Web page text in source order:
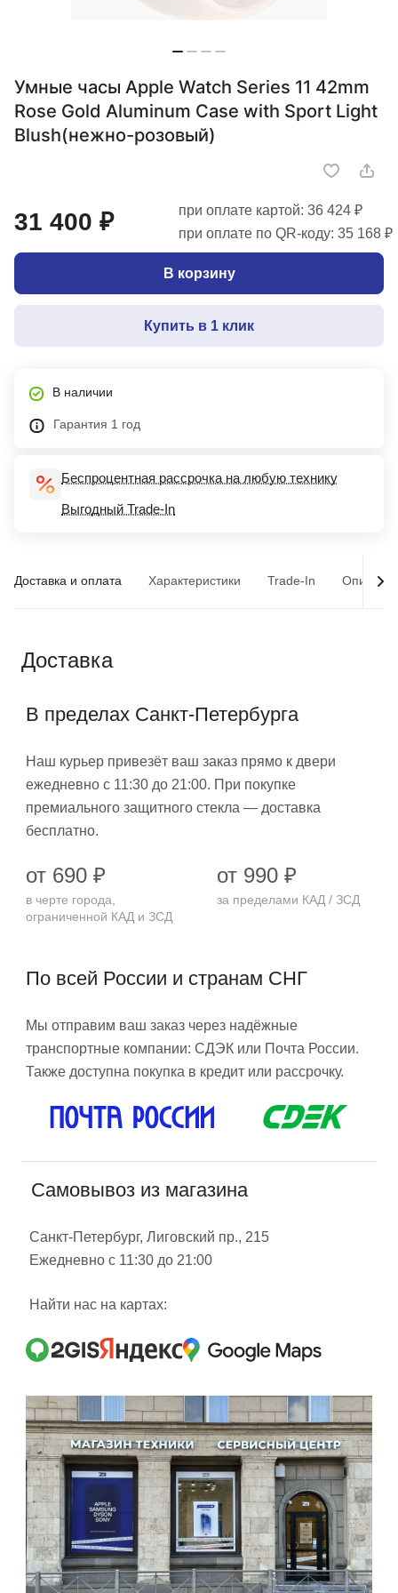
Умные часы Apple Watch Series 11 42mm
Rose Gold Aluminum Case with Sport Light
Blush(нежно-розовый)
31 400 ₽
при оплате картой: 36 424 ₽
при оплате по QR-коду: 35 168 ₽
В корзину
Купить в 1 клик
В наличии
Гарантия 1 год
Беспроцентная рассрочка на любую технику
Выгодный Trade-In
Доставка и оплата Характеристики Trade-In
Доставка
В пределах Санкт-Петербурга
Наш курьер привезёт ваш заказ прямо к двери
ежедневно с 11:30 до 21:00. При покупке
премиального защитного стекла — доставка
бесплатно.
от 690 ₽
в черте города,
ограниченной КАД и ЗСД
от 990 ₽
за пределами КАД / ЗСД
По всей России и странам СНГ
Мы отправим ваш заказ через надёжные
транспортные компании: СДЭК или Почта России.
Также доступна покупка в кредит или рассрочку.
Самовывоз из магазина
Санкт-Петербург, Лиговский пр., 215
Ежедневно с 11:30 до 21:00
Найти нас на картах: